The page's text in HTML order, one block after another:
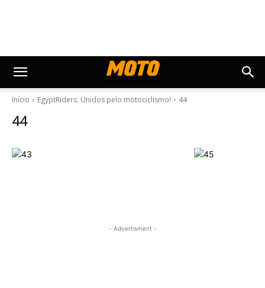
Início EgyptRiders: Unidos pelo motociclismo! 44
44
- Advertisment -